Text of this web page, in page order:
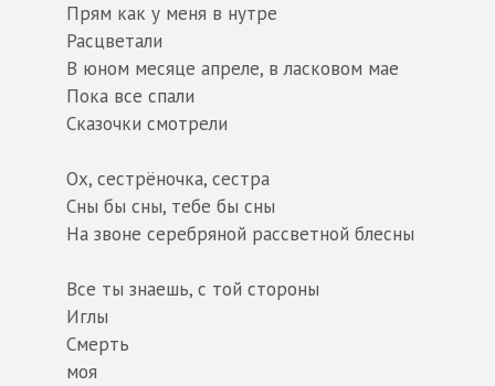
Прям как у меня в нутре
Расцветали
В юном месяце апреле, в ласковом мае
Пока все спали
Сказочки смотрели
Ох, сестрёночка, сестра
Сны бы сны, тебе бы сны
На звоне серебряной рассветной блесны
Все ты знаешь, с той стороны
Иглы
Смерть
моя